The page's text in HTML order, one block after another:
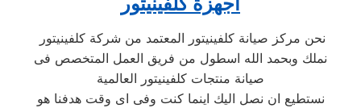
نملك وبحمد الله اسطول من فريق العمل المتخصص فى
صيانة منتجات كلفينيتور العالمية
نستطيع ان نصل اليك اينما كنت وفى اى وقت هدفنا هو